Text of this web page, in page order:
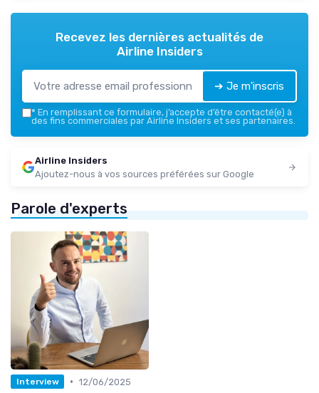
Recevez les dernières actualités de
Airline Insiders
➔ Je m'inscris
* En remplissant ce formulaire, j’accepte d’être contacté(e) à
des fins commerciales par Airline Insiders et ses partenaires.
Airline Insiders
Ajoutez-nous à vos sources préférées sur Google
Parole d'experts
Interview • 12/06/2025